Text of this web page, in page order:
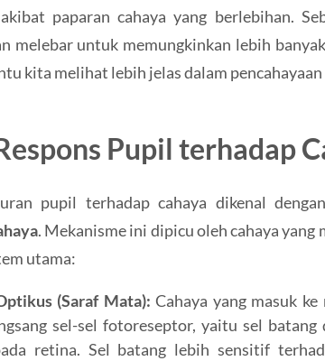
paparan cahaya yang berlebihan.
melebar untuk memungkinkan lebih
kita melihat lebih jelas dalam pencahayaan
Pupil terhadap
pupil terhadap cahaya dikenal
. Mekanisme ini dipicu oleh cahaya yang
utama:
(Saraf Mata): Cahaya yang masuk ke
sel-sel fotoreseptor, yaitu sel batang
retina. Sel batang lebih sensitif